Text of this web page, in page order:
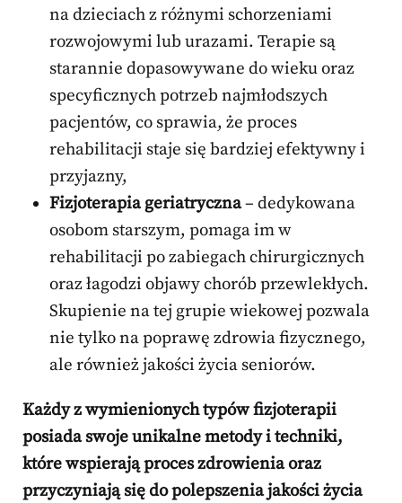
na dzieciach z różnymi schorzeniami
rozwojowymi lub urazami. Terapie są
starannie dopasowywane do wieku oraz
specyficznych potrzeb najmłodszych
pacjentów, co sprawia, że proces
rehabilitacji staje się bardziej efektywny i
przyjazny,
Fizjoterapia geriatryczna– dedykowana
osobom starszym, pomaga im w
rehabilitacji po zabiegach chirurgicznych
oraz łagodzi objawy chorób przewlekłych.
Skupienie na tej grupie wiekowej pozwala
nie tylko na poprawę zdrowia fizycznego,
ale również jakości życia seniorów.
Każdy z wymienionych typów fizjoterapii
posiada swoje unikalne metody i techniki,
które wspierają proces zdrowienia oraz
przyczyniają się do polepszenia jakości życia